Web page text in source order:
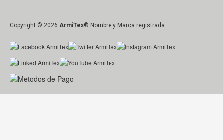
Copyright © 2026 ArmiTex® Nombre y Marca registrada